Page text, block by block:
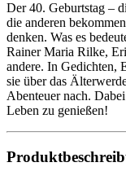
Der 40. Geburtstag –
die anderen
denken. Was es
Rainer Maria Rilke,
andere. In Gedichten,
sie über das
Abenteuer nach.
Leben zu genießen!